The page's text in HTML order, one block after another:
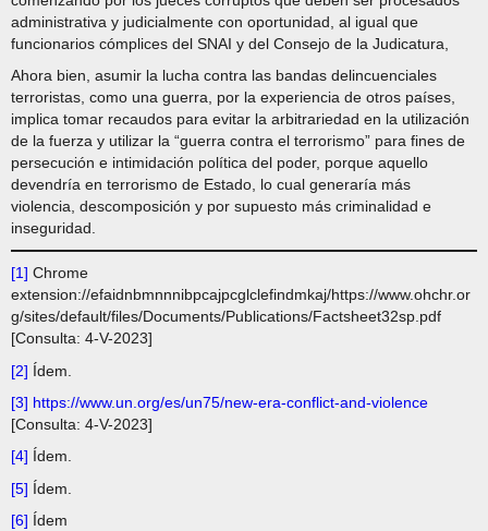
administrativa y judicialmente con oportunidad, al igual que
funcionarios cómplices del SNAI y del Consejo de la Judicatura,
Ahora bien, asumir la lucha contra las bandas delincuenciales
terroristas, como una guerra, por la experiencia de otros países,
implica tomar recaudos para evitar la arbitrariedad en la utilización
de la fuerza y utilizar la “guerra contra el terrorismo” para fines de
persecución e intimidación política del poder, porque aquello
devendría en terrorismo de Estado, lo cual generaría más
violencia, descomposición y por supuesto más criminalidad e
inseguridad.
[1] Chrome
extension://efaidnbmnnnibpcajpcglclefindmkaj/https://www.ohchr.or
g/sites/default/files/Documents/Publications/Factsheet32sp.pdf
[Consulta: 4-V-2023]
[2] Ídem.
[3] https://www.un.org/es/un75/new-era-conflict-and-violence
[Consulta: 4-V-2023]
[4] Ídem.
[5] Ídem.
[6] Ídem